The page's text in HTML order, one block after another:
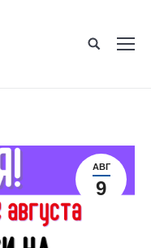
АВГ
9